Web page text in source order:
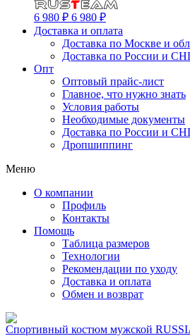
6 980 ₽ 6 980 ₽
Доставка и оплата
Доставка по Москве и
Доставка по России и
Опт
Оптовый прайс-лист
Главное, что нужно знать
Условия работы
Необходимые документы
Доставка по России и
Дропшиппинг
Меню
О компании
Профиль
Контакты
Помощь
Таблица размеров
Технологии
Рекомендации по уходу
Доставка и оплата
Обмен и возврат
Спортивный костюм мужской